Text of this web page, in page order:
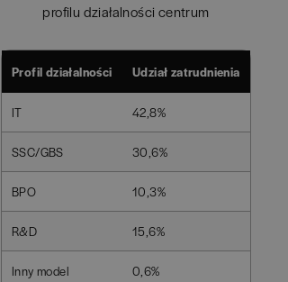
profilu działalności centrum
Profil działalności Udział zatrudnienia
IT 42,8%
SSC/GBS 30,6%
BPO 10,3%
R&D 15,6%
Inny model 0,6%